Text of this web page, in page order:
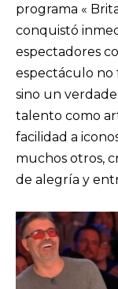
programa «
conquistó
espectadores
espectáculo no
sino un
talento como
facilidad a
muchos otros,
de alegría y